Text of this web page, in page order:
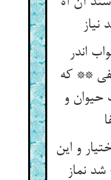
نیاز
اندر
** که
و
و این
نماز